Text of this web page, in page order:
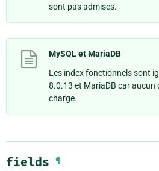
sont pas admises.
MySQL et MariaDB
Les index fonctionnels sont
8.0.13 et MariaDB car aucun
charge.
fields ¶